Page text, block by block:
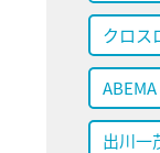
クロス
ABEMA
出川一